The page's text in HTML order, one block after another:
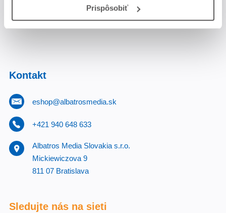
Prispôsobiť
Kontakt
eshop@albatrosmedia.sk
+421 940 648 633
Albatros Media Slovakia s.r.o.
Mickiewiczova 9
811 07 Bratislava
Sledujte nás na sieti